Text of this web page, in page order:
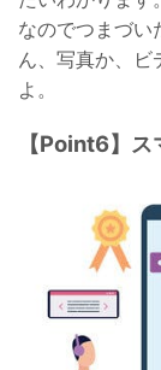
なのでつまづい
ん、写真か、ビ
よ。
【Point6】